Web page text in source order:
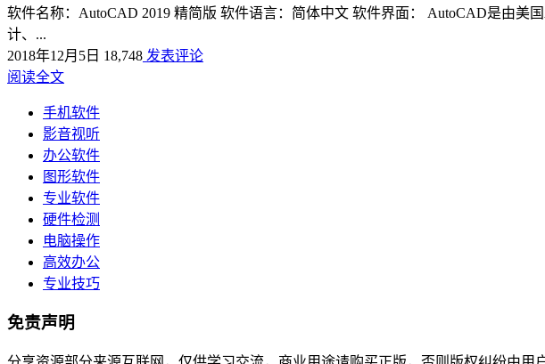
软件名称：AutoCAD 2019 精简版 软件语言：简体中文 软件界面： AutoCAD是由
计、...
2018年12月5日 18,748 发表评论
阅读全文
手机软件
影音视听
办公软件
图形软件
专业软件
硬件检测
电脑操作
高效办公
专业技巧
免责声明